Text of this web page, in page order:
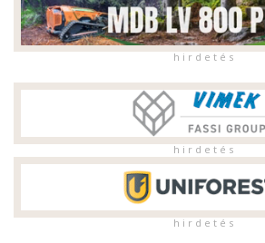
h i r d e t é s
h i r d e t é s
h i r d e t é s